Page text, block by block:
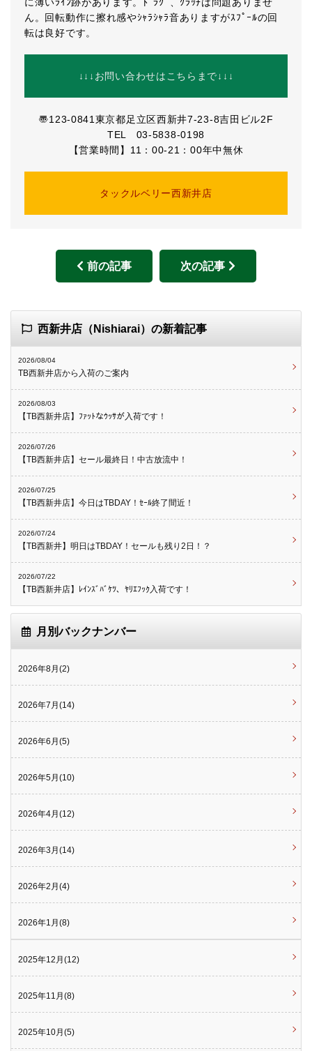
ん。回転動作に擦れ感やｼｬﾗｼｬﾗ音ありますがｽﾌﾟｰﾙの回
転は良好です。
↓↓↓お問い合わせはこちらまで↓↓↓
〠123-0841東京都足立区西新井7-23-8吉田ビル2F
TEL 03-5838-0198
【営業時間】11：00-21：00年中無休
タックルベリー西新井店
前の記事 次の記事
西新井店（Nishiarai）の新着記事
2026/08/04
TB西新井店から入荷のご案内
2026/08/03
【TB西新井店】ﾌｧｯﾄなｳｯｻが入荷です！
2026/07/26
【TB西新井店】セール最終日！中古放流中！
2026/07/25
【TB西新井店】今日はTBDAY！ｾｰﾙ終了間近！
2026/07/24
【TB西新井】明日はTBDAY！セールも残り2日！？
2026/07/22
【TB西新井店】ﾚｲﾝｽﾞﾊﾞｹﾂ、ﾔﾘｴﾌｯｸ入荷です！
月別バックナンバー
2026年8月(2)
2026年7月(14)
2026年6月(5)
2026年5月(10)
2026年4月(12)
2026年3月(14)
2026年2月(4)
2026年1月(8)
2025年12月(12)
2025年11月(8)
2025年10月(5)